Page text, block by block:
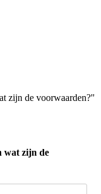
zijn de voorwaarden?"
wat zijn de